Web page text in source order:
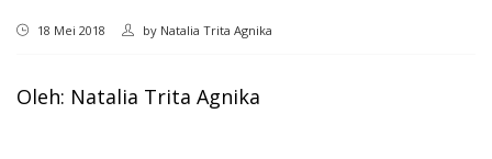
18 Mei 2018 by Natalia Trita Agnika
Oleh: Natalia Trita Agnika